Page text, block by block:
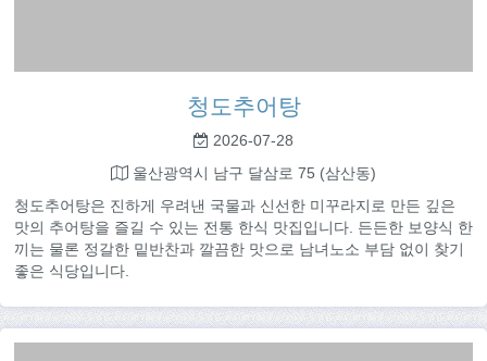
청도추어탕
2026-07-28
울산광역시 남구 달삼로 75 (삼산동)
청도추어탕은 진하게 우려낸 국물과 신선한 미꾸라지로 만든 깊은
맛의 추어탕을 즐길 수 있는 전통 한식 맛집입니다. 든든한 보양식 한
끼는 물론 정갈한 밑반찬과 깔끔한 맛으로 남녀노소 부담 없이 찾기
좋은 식당입니다.